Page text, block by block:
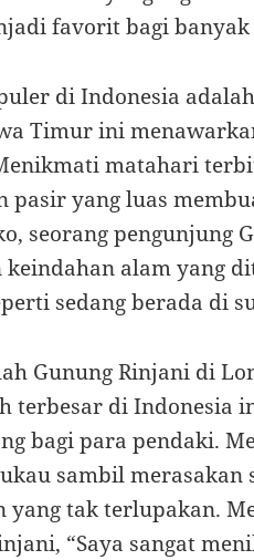
favorit bagi banyak
di Indonesia
Timur ini
matahari
yang luas
seorang pengunjung
keindahan alam yang
sedang berada di
Gunung Rinjani di
terbesar di Indonesia
bagi para pendaki.
sambil merasakan
yang tak terlupakan.
“Saya sangat